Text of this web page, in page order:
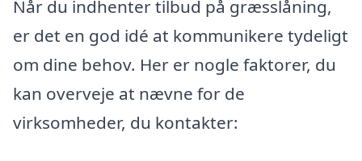
Når du indhenter tilbud på græsslåning,
er det en god idé at kommunikere tydeligt
om dine behov. Her er nogle faktorer, du
kan overveje at nævne for de
virksomheder, du kontakter: